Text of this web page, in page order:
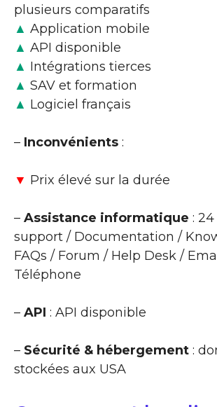
plusieurs comparatifs
▲ Application mobile
▲ API disponible
▲ Intégrations tierces
▲ SAV et formation
▲ Logiciel français
– Inconvénients :
▼ Prix élevé sur la durée
– Assistance informatique :
support / Documentation /
FAQs / Forum / Help Desk /
Téléphone
– API : API disponible
– Sécurité & hébergement :
stockées aux USA